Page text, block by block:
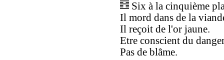
Six à la cinquième
Il mord dans de la
Il reçoit de l'or jaune.
Etre conscient du
Pas de blâme.